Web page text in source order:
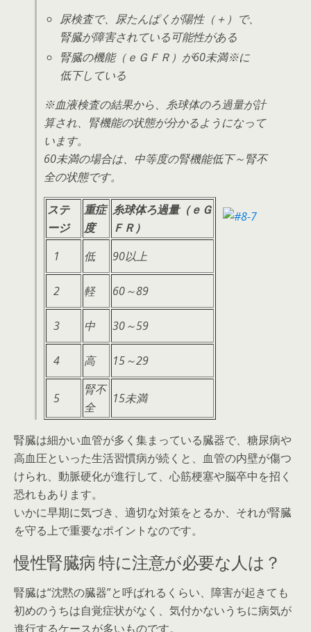
尿検査で、尿たんぱくが陽性（＋）で、
腎臓が障害されている可能性がある
腎臓の機能（ｅＧＦＲ）が60未満※に
低下している
※血液検査の結果から、糸球体のろ過量が計
算され、腎機能の状態が分かるようになって
います。
60未満の場合は、中等度の腎機能低下～腎不
全の状態です。
ステ
ージ
重症
度
糸球体ろ過量（ｅＧ
ＦＲ）
1
低 90以上
2 軽 60～89
3 中 30～59
4 高 15～29
5
腎不
全
15未満
腎臓は細かい血管が多く集まっている臓器で、糖尿病や
高血圧といった生活習慣病が続くと、血管の内壁が傷つ
けられ、動脈硬化が進行して、心筋梗塞や脳卒中を招く
恐れもあります。
いかに早期に気づき、適切な対策をとるか、それが腎臓
を守る上で重要なポイントなのです。
慢性腎臓病 特に注意が必要な人は？
腎臓は“沈黙の臓器”と呼ばれるくらい、障害が起きても
初めのうちは自覚症状がなく、気付かないうちに病気が
進行するケースが多いものです。